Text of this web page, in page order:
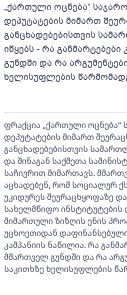
„ქართული ოცნება“
დეპუტატების მიმართ
განცხადებებისთვის
იწყებს - რა
გუნდში და რა
ხელისუფლების
ფრაქცია „ქართული ოცნება“
დეპუტატების მიმართ
განცხადებებისთვის
და შინაგან საქმეთა
საჩივრით მიმართავს.
აცხადებენ, რომ სოციალურ
უკიდურეს შეურაცხყოფაზე
სახელმწიფო ინსტიტუტების
მიმართული ზიზღის ენის
უცხოეთიდან
კამპანიის ნაწილია. რა
მმართველ გუნდში და რა
საკითხზე ხელისუფლების